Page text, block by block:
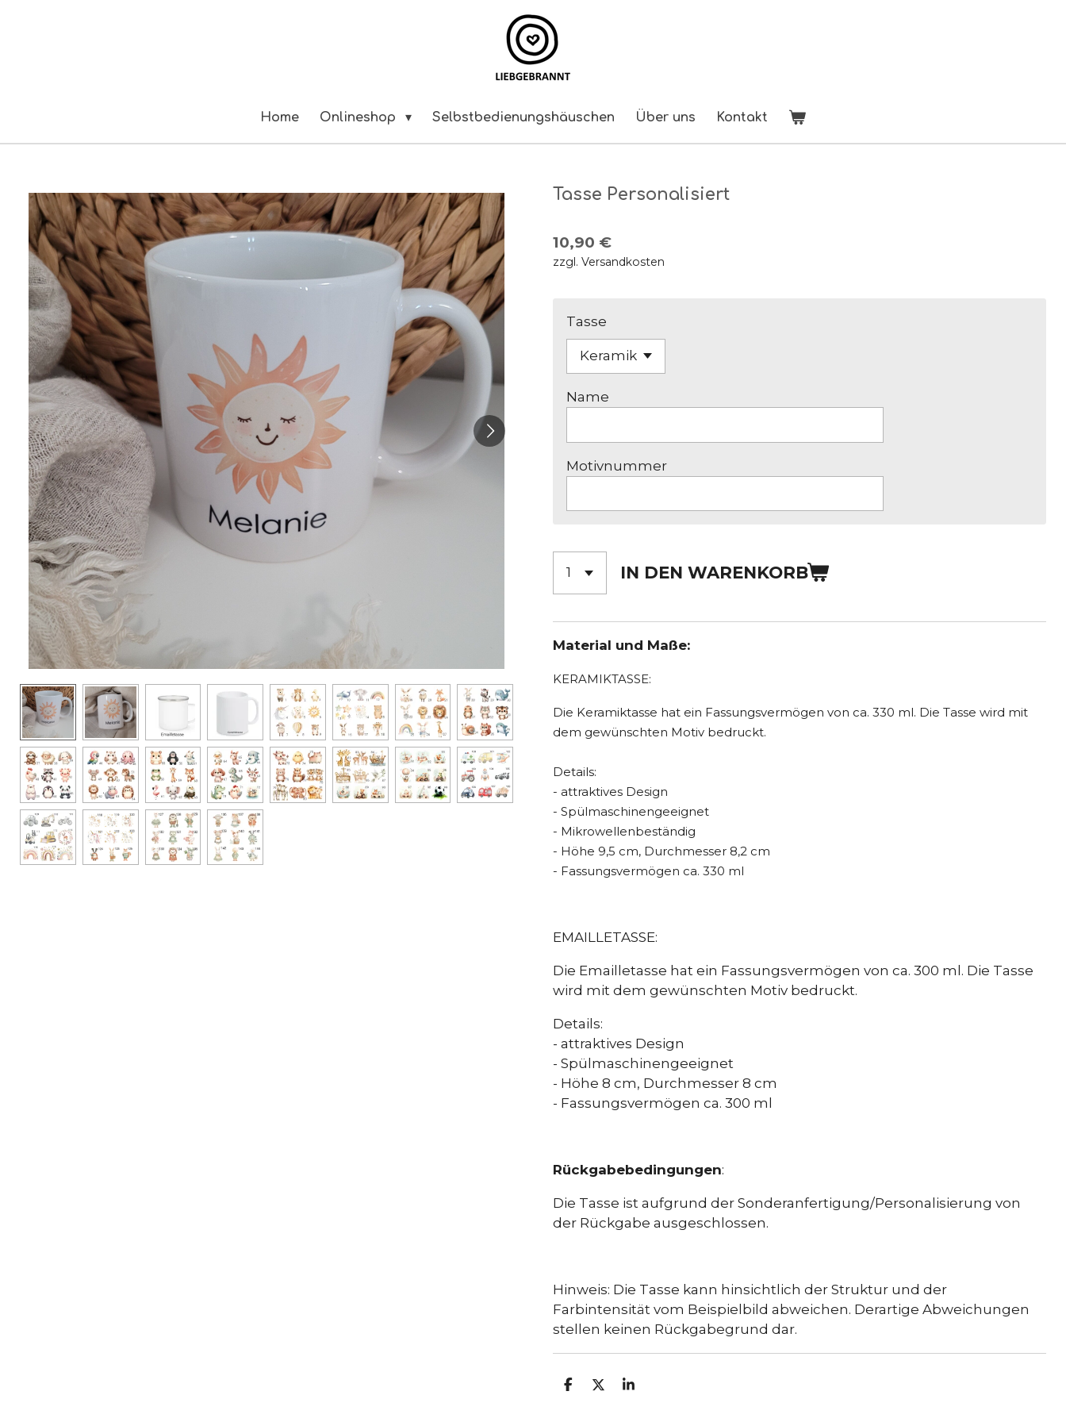
Home Onlineshop Selbstbedienungshäuschen Über uns Kontakt
Tasse Personalisiert
10,90 €
zzgl. Versandkosten
Tasse
Name
Motivnummer
IN DEN WARENKORB
Material und Maße:
KERAMIKTASSE:
Die Keramiktasse hat ein Fassungsvermögen von ca. 330 ml. Die Tasse wird mit
dem gewünschten Motiv bedruckt.
Details:
- attraktives Design
- Spülmaschinengeeignet
- Mikrowellenbeständig
- Höhe 9,5 cm, Durchmesser 8,2 cm
- Fassungsvermögen ca. 330 ml
EMAILLETASSE:
Die Emailletasse hat ein Fassungsvermögen von ca. 300 ml. Die Tasse
wird mit dem gewünschten Motiv bedruckt.
Details:
- attraktives Design
- Spülmaschinengeeignet
- Höhe 8 cm, Durchmesser 8 cm
- Fassungsvermögen ca. 300 ml
Rückgabebedingungen:
Die Tasse ist aufgrund der Sonderanfertigung/Personalisierung von
der Rückgabe ausgeschlossen.
Hinweis: Die Tasse kann hinsichtlich der Struktur und der
Farbintensität vom Beispielbild abweichen. Derartige Abweichungen
stellen keinen Rückgabegrund dar.
T
T
T